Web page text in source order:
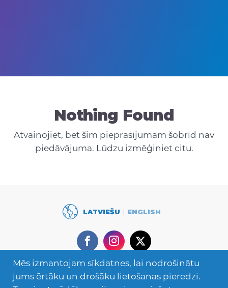
Nothing Found
Atvainojiet, bet šim pieprasījumam šobrīd nav
piedāvājuma. Lūdzu izmēģiniet citu.
LATVIEŠU ENGLISH
FacebookInstagram
Twitter
Secondary
Navigation
Mācies ārzemēs
Mēs izmantojam sīkdatnes, lai nodrošinātu
jums ērtāku un drošāku lietošanas pieredzi.